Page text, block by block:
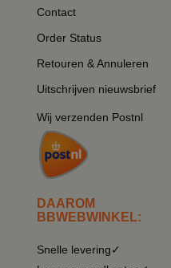
Contact
Order Status
Retouren & Annuleren
Uitschrijven nieuwsbrief
Wij verzenden Postnl
DAAROM
BBWEBWINKEL:
Snelle levering✓